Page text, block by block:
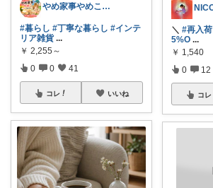
やめ家事やめこ♡一軍インテリア
#暮らし #丁寧な暮らし #インテ
リア雑貨 ...
￥ 2,255～
0 0 41
コレ いいね
＼ #再入荷
5%O ...
￥ 1,540
0 12
コレ